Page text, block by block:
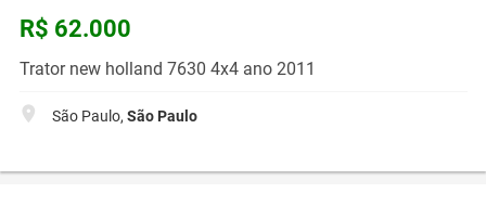
R$ 62.000
Trator new holland 7630 4x4 ano 2011
São Paulo, São Paulo